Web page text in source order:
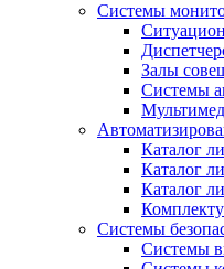
Системы
Залы
Системы
Каталог
Каталог
Каталог
Cистемы
Системы